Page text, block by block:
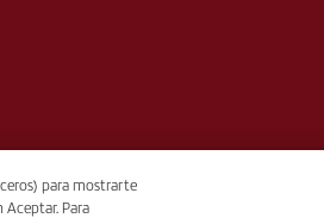
para mostrarte
Para